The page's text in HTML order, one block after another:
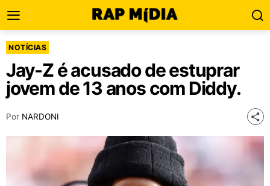
NOTÍCIAS
Jay-Z é acusado de estuprar
jovem de 13 anos com Diddy.
Por NARDONI